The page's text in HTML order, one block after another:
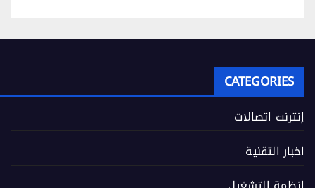
CATEGORIES
إنترنت اتصالات
اخبار التقنية